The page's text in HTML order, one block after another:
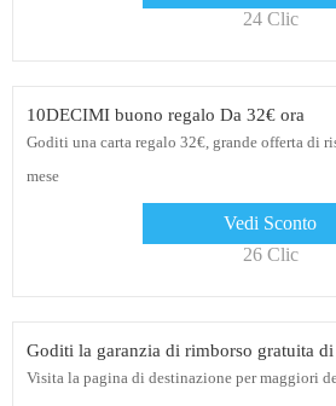
24 Clic
10DECIMI buono regalo Da 32€ ora
Goditi una carta regalo 32€, grande offerta di
mese
Vedi Sconto
26 Clic
Goditi la garanzia di rimborso gratuita
Visita la pagina di destinazione per maggiori